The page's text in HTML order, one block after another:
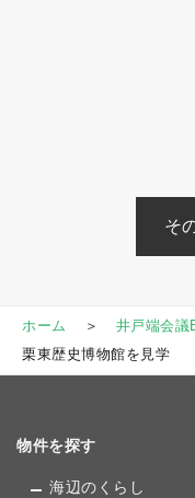
そ
ホーム 井戸端会議
栗東歴史博物館を見学
物件を探す
海辺のくらし